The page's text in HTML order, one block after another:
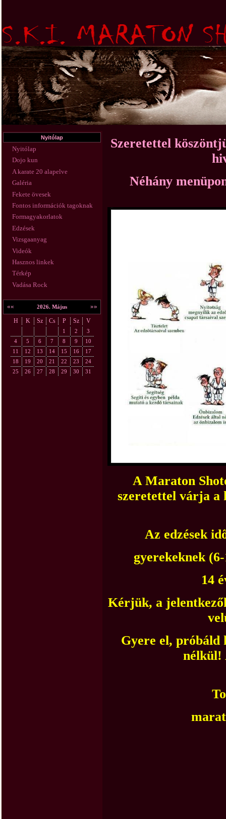
Nyitólap
Nyitólap
Dojo kun
A karate 20 alapelve
Galéria
Fekete övesek
Fontos információk tagoknak
Formagyakorlatok
Edzések
Vizsgaanyag
Videók
Hasznos linkek
Térkép
Vadása Rock
«« 2026. Május »»
H K Sz Cs P Sz V
1 2
3
4
5 6 7 8 9
10
11
12 13 14 15 16
17
18
19 20 21 22 23
24
25
26 27 28 29 30 31
Szeretettel
Néhány
A Maraton
szeretettel várja a
Az edzések
gyerekeknek
14
Kérjük, a
Gyere el, próbáld
nélkül!